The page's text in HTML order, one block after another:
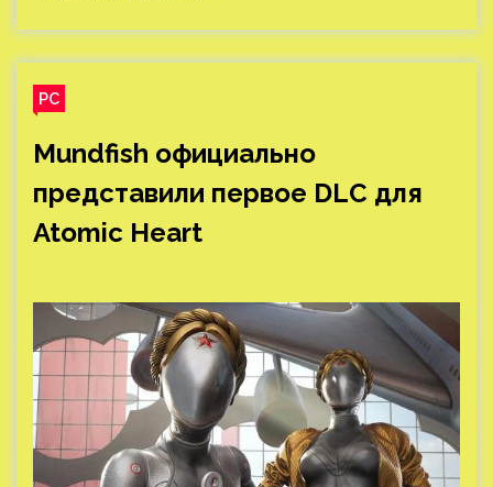
PC
Mundfish официально
представили первое DLC для
Atomic Heart